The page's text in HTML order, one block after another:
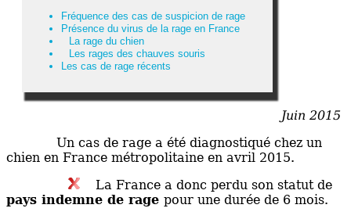
Fréquence des cas de suspicion de rage
Présence du virus de la rage en France
La rage du chien
Les rages des chauves souris
Les cas de rage récents
Juin 2015
Un cas de rage a été diagnostiqué chez un
chien en France métropolitaine en avril 2015.
La France a donc perdu son statut de
pays indemne de rage pour une durée de 6 mois.